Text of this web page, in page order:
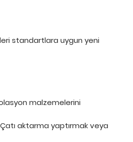
standartlara uygun yeni
malzemelerini
aktarma yaptırmak veya